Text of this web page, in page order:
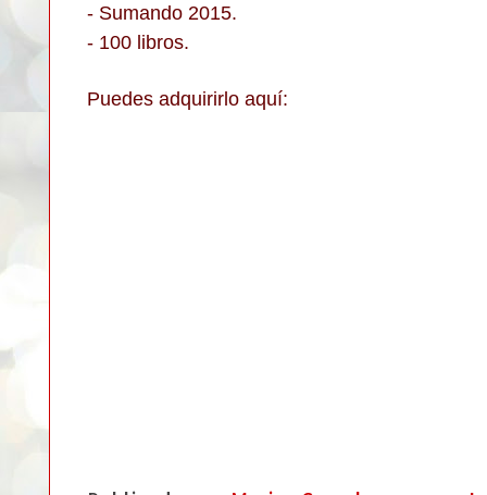
- Sumando 2015.
- 100 libros.
Puedes adquirirlo aquí: